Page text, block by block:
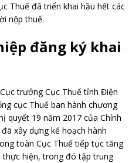
Thuế đã triển khai hầu hết các
nộp thuế.
đăng ký khai
trưởng Cục Thuế tỉnh Điện
cục Thuế ban hành chương
quyết 19 năm 2017 của Chính
xây dựng kế hoạch hành
toàn Cục Thuế tiếp tục tăng
thực hiện, trong đó tập trung